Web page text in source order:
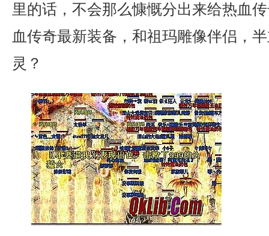
里的话，不会那么慷慨分出来给热血
血传奇最新装备，和祖玛雕像伴侣，
灵？